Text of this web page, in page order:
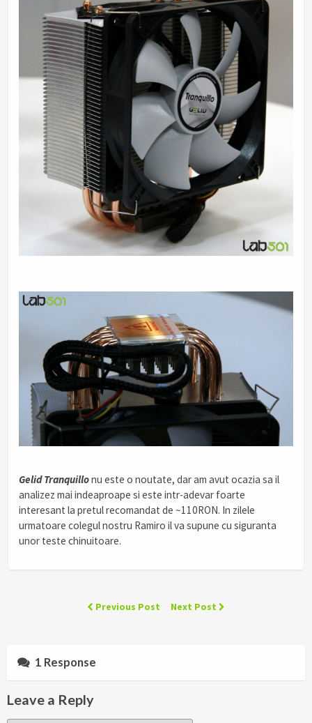
Gelid Tranquillonu este o noutate, dar am avut ocazia sa il
analizez mai indeaproape si este intr-adevar foarte
interesant la pretul recomandat de ~110RON. In zilele
urmatoare colegul nostru Ramiro il va supune cu siguranta
unor teste chinuitoare.
Previous Post Next Post
1 Response
Leave a Reply